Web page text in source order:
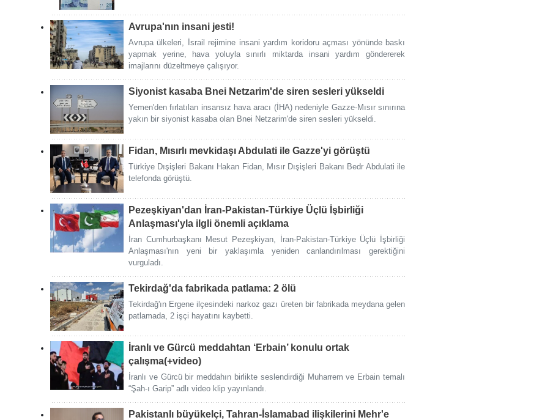
Avrupa'nın insani jesti!
Avrupa ülkeleri, İsrail rejimine insani yardım koridoru açması yönünde baskı
yapmak yerine, hava yoluyla sınırlı miktarda insani yardım göndererek
imajlarını düzeltmeye çalışıyor.
Siyonist kasaba Bnei Netzarim'de siren sesleri yükseldi
Yemen'den fırlatılan insansız hava aracı (İHA) nedeniyle Gazze-Mısır sınırına
yakın bir siyonist kasaba olan Bnei Netzarim'de siren sesleri yükseldi.
Fidan, Mısırlı mevkidaşı Abdulati ile Gazze'yi görüştü
Türkiye Dışişleri Bakanı Hakan Fidan, Mısır Dışişleri Bakanı Bedr Abdulati ile
telefonda görüştü.
Pezeşkiyan'dan İran-Pakistan-Türkiye Üçlü İşbirliği
Anlaşması'yla ilgli önemli açıklama
İran Cumhurbaşkanı Mesut Pezeşkiyan, İran-Pakistan-Türkiye Üçlü İşbirliği
Anlaşması'nın yeni bir yaklaşımla yeniden canlandırılması gerektiğini
vurguladı.
Tekirdağ'da fabrikada patlama: 2 ölü
Tekirdağ'ın Ergene ilçesindeki narkoz gazı üreten bir fabrikada meydana gelen
patlamada, 2 işçi hayatını kaybetti.
İranlı ve Gürcü meddahtan ‘Erbain’ konulu ortak
çalışma(+video)
İranlı ve Gürcü bir meddahın birlikte seslendirdiği Muharrem ve Erbain temalı
“Şah-ı Garip” adlı video klip yayınlandı.
Pakistanlı büyükelçi, Tahran-İslamabad ilişkilerini Mehr'e